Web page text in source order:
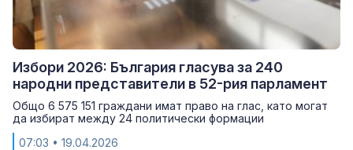
Избори 2026: България гласува за 240
народни представители в 52-рия парламент
Общо 6 575 151 граждани имат право на глас, като могат
да избират между 24 политически формации
07:03 • 19.04.2026